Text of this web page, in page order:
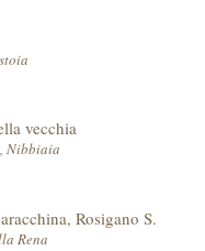
vecchia
Nibbiaia
Rosigano S.
Rena